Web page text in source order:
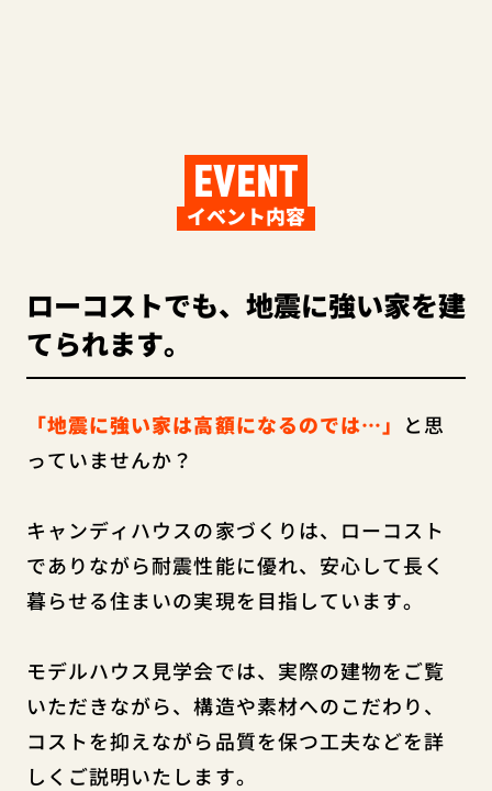
EVENT
イベント内容
ローコストでも、地震に強い家を建
てられます。
「地震に強い家は高額になるのでは…」 と思
っていませんか？
キャンディハウスの家づくりは、ローコスト
でありながら耐震性能に優れ、安心して長く
暮らせる住まいの実現を目指しています。
モデルハウス見学会では、実際の建物をご覧
いただきながら、構造や素材へのこだわり、
コストを抑えながら品質を保つ工夫などを詳
しくご説明いたします。